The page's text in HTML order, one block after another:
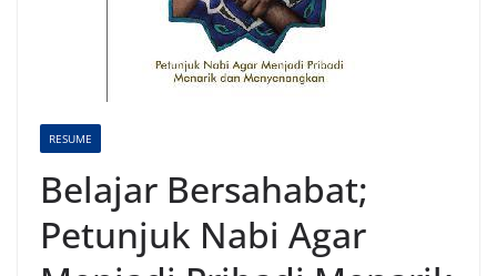
RESUME
Belajar Bersahabat;
Petunjuk Nabi Agar